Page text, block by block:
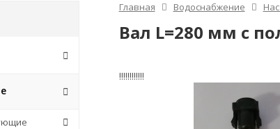
Главная Водоснабжение
Вал L=280 мм с
!!!!!!!!!!!!